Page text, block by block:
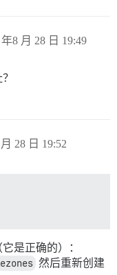
年8 月 28 日 19:49
28 日 19:52
是正确的）：
然后重新创建